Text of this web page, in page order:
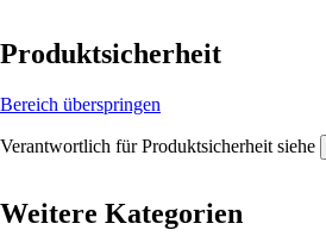
Produktsicherheit
Bereich überspringen
Verantwortlich für Produktsicherheit siehe
Weitere Kategorien